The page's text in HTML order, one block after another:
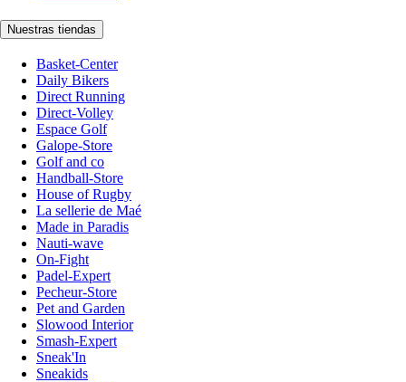
Nuestras tiendas
Basket-Center
Daily Bikers
Direct Running
Direct-Volley
Espace Golf
Galope-Store
Golf and co
Handball-Store
House of Rugby
La sellerie de Maé
Made in Paradis
Nauti-wave
On-Fight
Padel-Expert
Pecheur-Store
Pet and Garden
Slowood Interior
Smash-Expert
Sneak'In
Sneakids